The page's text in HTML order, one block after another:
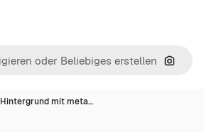
Nach
Hintergrund mit meta…